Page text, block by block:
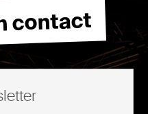
contact